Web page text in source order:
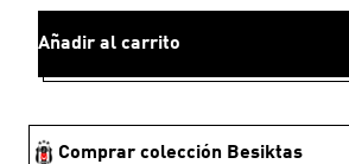
Añadir al carrito
Comprar colección Besiktas